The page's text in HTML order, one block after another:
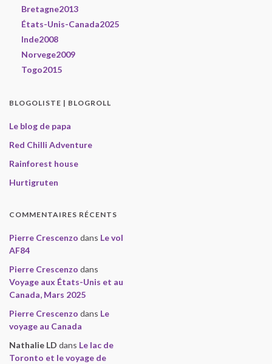
Bretagne2013
États-Unis-Canada2025
Inde2008
Norvege2009
Togo2015
BLOGOLISTE | BLOGROLL
Le blog de papa
Red Chilli Adventure
Rainforest house
Hurtigruten
COMMENTAIRES RÉCENTS
Pierre Crescenzo dans Le vol
AF84
Pierre Crescenzo dans
Voyage aux États-Unis et au
Canada, Mars 2025
Pierre Crescenzo dans Le
voyage au Canada
Nathalie LD dans Le lac de
Toronto et le voyage de